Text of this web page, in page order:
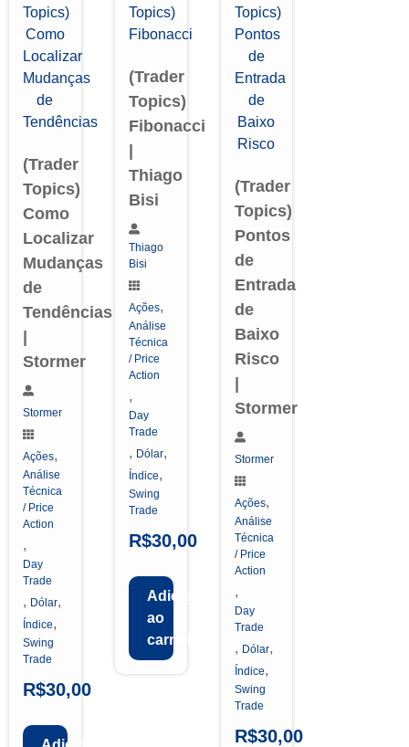
(Trader
Topics)
Como
Localizar
Mudanças
de
Tendências
Stormer
Stormer
Ações,
Análise
Técnica
/ Price
Action
,
Day
Trade
, Dólar,
Índice,
Swing
Trade
R$30,00
(Trader
Topics)
Fibonacci
Thiago
Bisi
Thiago
Bisi
Ações,
Análise
Técnica
/ Price
Action
,
Day
Trade
, Dólar,
Índice,
Swing
Trade
R$30,00
Adicionar
ao
carrinho
(Trader
Topics)
Pontos
de
Entrada
de
Baixo
Risco
Stormer
Stormer
Ações,
Análise
Técnica
/ Price
Action
,
Day
Trade
, Dólar,
Índice,
Swing
Trade
R$30,00